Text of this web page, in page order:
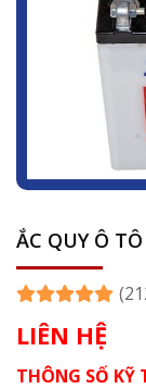
ẮC QUY Ô
LIÊN HỆ
THÔNG SỐ KỸ